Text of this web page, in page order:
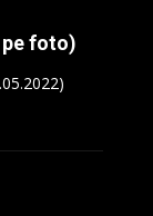
pe foto)